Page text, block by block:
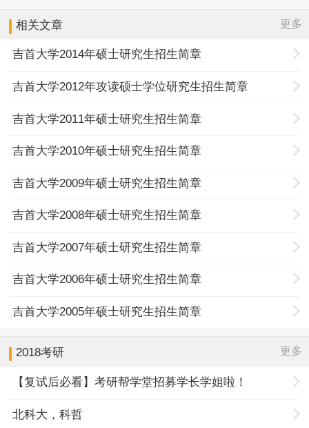
相关文章 更多
吉首大学2014年硕士研究生招生简章
吉首大学2012年攻读硕士学位研究生招生简章
吉首大学2011年硕士研究生招生简章
吉首大学2010年硕士研究生招生简章
吉首大学2009年硕士研究生招生简章
吉首大学2008年硕士研究生招生简章
吉首大学2007年硕士研究生招生简章
吉首大学2006年硕士研究生招生简章
吉首大学2005年硕士研究生招生简章
2018考研 更多
【复试后必看】考研帮学堂招募学长学姐啦！
北科大，科哲